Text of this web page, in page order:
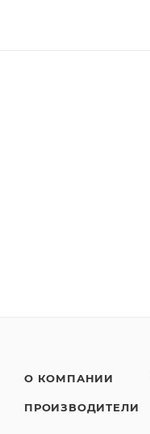
О КОМПАНИИ
ПРОИЗВОДИТЕЛИ